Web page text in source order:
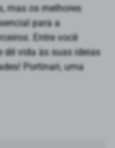
mas os melhores
para a
Entre você
dê vida às suas ideias
Portinari, uma